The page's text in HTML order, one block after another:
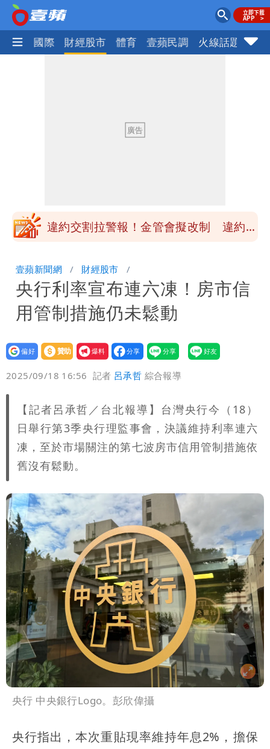
社會 國際 財經股市 體育 壹蘋民調 火線話題
蔣萬安民調只贏5％「現任優勢去哪？」
影曝 網驚覺不對
違約交割拉警報！金管會擬改制 違約1
怪」：不像被害人
藍昔狂譙擋疫苗 慈濟真變「世紀大騙
局」！網朝聖翻車文笑了
川普出重手！禁中國機器人、逆變器進
口 防北京滲透供應鏈
慈濟被騙10億！陳時中一語成讖 王必
勝：時間久看出睿智
白海豚路徑「搖擺」 暴風圈估擦沿岸！
可能籠罩4縣市
白海豚4個關鍵時間點！專家：明晚起風
雨最大
老公外遇修復內幕！欣西亞曬牽手照「2
人身體卻僵硬」
白海豚最快下午海警！大雨襲7縣市 明
恐發陸警
蔣萬安民調只贏5％「現任優勢去哪？」
媒體人嘆：真的該緊張了
壹蘋新聞網 財經股市
央行利率宣布連六凍！房市信
用管制措施仍未鬆動
設為
贊助
我要
爆料
2025/09/18 16:56 記者 呂承哲 綜合報導
【記者呂承哲／台北報導】台灣央行今（18）
日舉行第3季央行理監事會，決議維持利率連六
凍，至於市場關注的第七波房市信用管制措施依
舊沒有鬆動。
央行 中央銀行Logo。彭欣偉攝
央行指出，本次重貼現率維持年息2%，擔保